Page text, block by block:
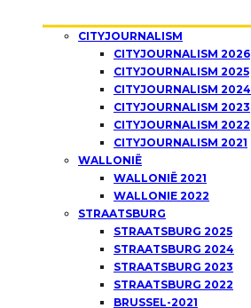
CITYJOURNALISM
CITYJOURNALISM 2026
CITYJOURNALISM 2025
CITYJOURNALISM 2024
CITYJOURNALISM 2023
CITYJOURNALISM 2022
CITYJOURNALISM 2021
WALLONIË
WALLONIË 2021
WALLONIE 2022
STRAATSBURG
STRAATSBURG 2025
STRAATSBURG 2024
STRAATSBURG 2023
STRAATSBURG 2022
BRUSSEL-2021